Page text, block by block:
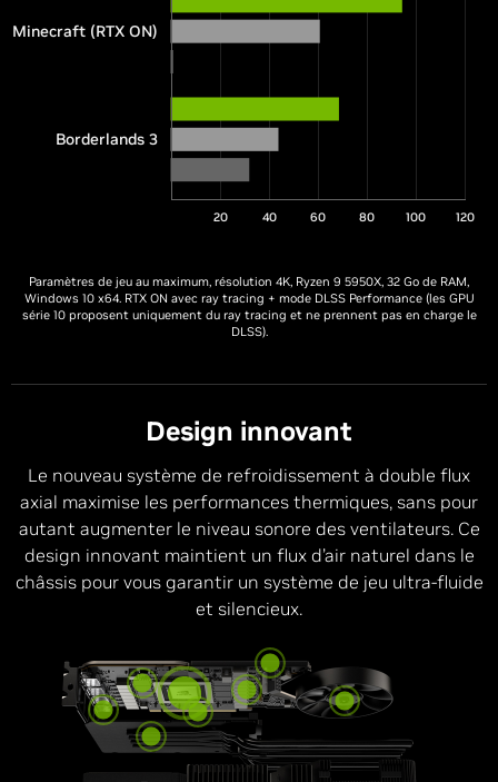
20 40 60 80 100 120
Minecraft (RTX ON)
Borderlands 3
Paramètres de jeu au maximum, résolution 4K, Ryzen 9 5950X, 32 Go de RAM,
Windows 10 x64. RTX ON avec ray tracing + mode DLSS Performance (les GPU
série 10 proposent uniquement du ray tracing et ne prennent pas en charge le
DLSS).
Design innovant
Le nouveau système de refroidissement à double flux
axial maximise les performances thermiques, sans pour
autant augmenter le niveau sonore des ventilateurs. Ce
design innovant maintient un flux d’air naturel dans le
châssis pour vous garantir un système de jeu ultra-fluide
et silencieux.